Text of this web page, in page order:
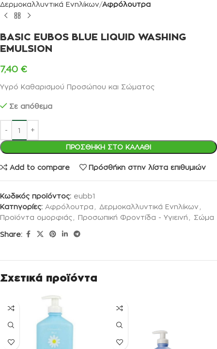
Δερμοκαλλυντικά Ενηλίκων Αφρόλουτρα
BASIC EUBOS BLUE LIQUID WASHING
EMULSION
7,40 €
Υγρό Καθαρισμού Προσώπου και Σώματος
Σε απόθεμα
ΠΡΟΣΘΉΚΗ ΣΤΟ ΚΑΛΆΘΙ
Add to compare Πρόσθήκη στην λίστα επιθυμιών
Κωδικός προϊόντος: eubb1
Κατηγορίες: Αφρόλουτρα , Δερμοκαλλυντικά Ενηλίκων ,
Προϊόντα ομορφιάς , Προσωπική Φροντίδα - Υγιεινή , Σώμα
Share:
Σχετικά προϊόντα